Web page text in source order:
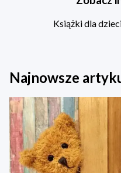
Książki dla
Najnowsze